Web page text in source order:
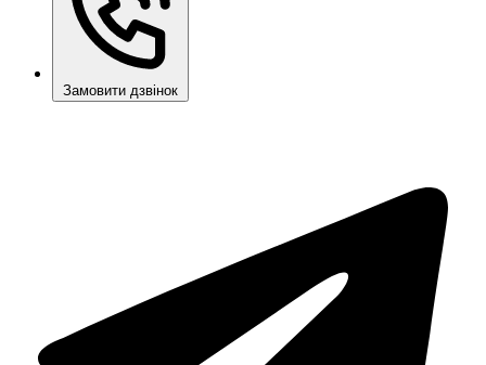
Замовити дзвінок